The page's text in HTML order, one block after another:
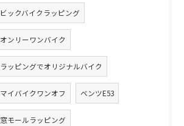
ビックバイクラッピング
オンリーワンバイク
ラッピングでオリジナルバイク
マイバイクワンオフ ベンツE53
窓モールラッピング